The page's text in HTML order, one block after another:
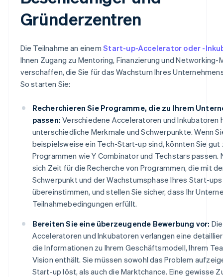
Gründerzentren
Die Teilnahme an einemStart-up-Accelerator oder -
Ihnen Zugang zu Mentoring, Finanzierung und
verschaffen, die Sie für das Wachstum Ihres
So starten Sie:
Recherchieren Sie Programme, die zu Ihrem
passen: Verschiedene Acceleratoren und Inkubatoren
unterschiedliche Merkmale und Schwerpunkte. Wenn
beispielsweise ein Tech-Start-up sind, könnten Sie gut
Programmen wie Y Combinator und Techstars passen.
sich Zeit für die Recherche von Programmen, die mit
Schwerpunkt und der Wachstumsphase Ihres Start-ups
übereinstimmen, und stellen Sie sicher, dass Ihr
Teilnahmebedingungen erfüllt.
Bereiten Sie eine überzeugende Bewerbung vor:
Acceleratoren und Inkubatoren verlangen eine
die Informationen zu Ihrem Geschäftsmodell, Ihrem
Vision enthält. Sie müssen sowohl das Problem
Start-up löst, als auch die Marktchance. Eine gewisse